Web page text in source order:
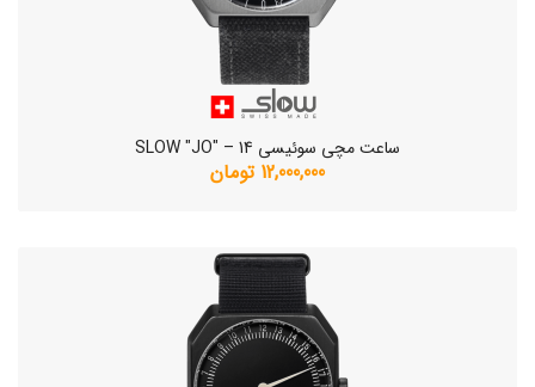
ساعت مچی سوئیسی SLOW "JO" – 14
12,000,000 تومان